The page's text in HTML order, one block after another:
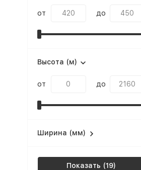
от до
Высота (м)
от до
Ширина (мм)
Показать